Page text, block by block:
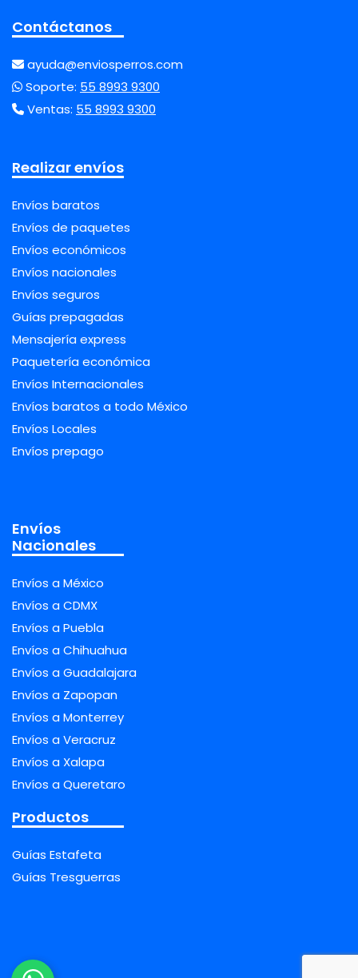
Contáctanos
ayuda@enviosperros.com
Soporte: 55 8993 9300
Ventas: 55 8993 9300
Realizar envíos
Envíos baratos
Envíos de paquetes
Envíos económicos
Envíos nacionales
Envíos seguros
Guías prepagadas
Mensajería express
Paquetería económica
Envíos Internacionales
Envíos baratos a todo México
Envíos Locales
Envíos prepago
Envíos
Nacionales
Envíos a México
Envíos a CDMX
Envíos a Puebla
Envíos a Chihuahua
Envíos a Guadalajara
Envíos a Zapopan
Envíos a Monterrey
Envíos a Veracruz
Envíos a Xalapa
Envíos a Queretaro
Productos
Guías Estafeta
Guías Tresguerras